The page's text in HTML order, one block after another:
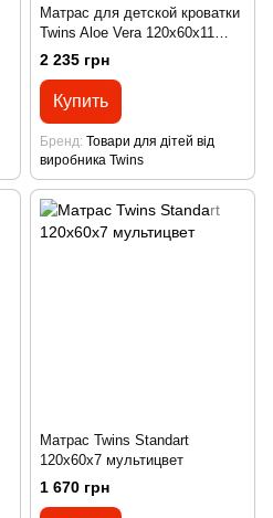
Матрас для детской кроватки
Twins Aloe Vera 120x60x11
белый
2 235 грн
Купить
Бренд Товари для дітей від
виробника Twins
Матрас Twins Standart
120x60x7 мультицвет
1 670 грн